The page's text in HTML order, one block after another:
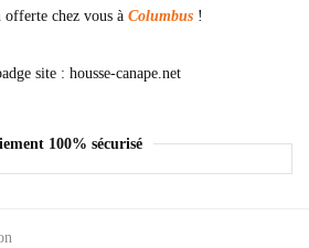
chez vous à Columbus !
100% sécurisé